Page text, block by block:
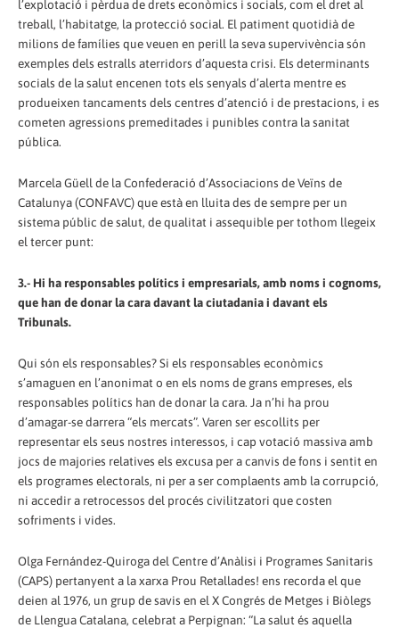
l’explotació i pèrdua de drets econòmics i socials, com el dret al
treball, l’habitatge, la protecció social. El patiment quotidià de
milions de famílies que veuen en perill la seva supervivència són
exemples dels estralls aterridors d’aquesta crisi. Els determinants
socials de la salut encenen tots els senyals d’alerta mentre es
produeixen tancaments dels centres d’atenció i de prestacions, i es
cometen agressions premeditades i punibles contra la sanitat
pública.
Marcela Güell de la Confederació d’Associacions de Veïns de
Catalunya (CONFAVC) que està en lluita des de sempre per un
sistema públic de salut, de qualitat i assequible per tothom llegeix
el tercer punt:
3.- Hi ha responsables polítics i empresarials, amb noms i cognoms,
que han de donar la cara davant la ciutadania i davant els
Tribunals.
Qui són els responsables? Si els responsables econòmics
s’amaguen en l’anonimat o en els noms de grans empreses, els
responsables polítics han de donar la cara. Ja n’hi ha prou
d’amagar-se darrera “els mercats”. Varen ser escollits per
representar els seus nostres interessos, i cap votació massiva amb
jocs de majories relatives els excusa per a canvis de fons i sentit en
els programes electorals, ni per a ser complaents amb la corrupció,
ni accedir a retrocessos del procés civilitzatori que costen
sofriments i vides.
Olga Fernández-Quiroga del Centre d’Anàlisi i Programes Sanitaris
(CAPS) pertanyent a la xarxa Prou Retallades! ens recorda el que
deien al 1976, un grup de savis en el X Congrés de Metges i Biòlegs
de Llengua Catalana, celebrat a Perpignan: “La salut és aquella